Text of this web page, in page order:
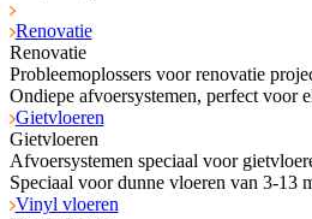
Renovatie
Renovatie
Probleemoplossers voor renovatie
Ondiepe afvoersystemen, perfect voor
Gietvloeren
Gietvloeren
Afvoersystemen speciaal voor
Speciaal voor dunne vloeren van 3-13
Vinyl vloeren